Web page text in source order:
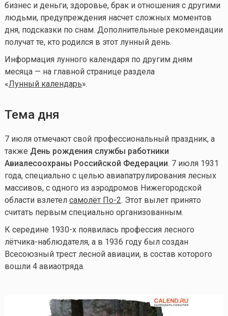
бизнес и деньги, здоровье, брак и отношения с другими
людьми, предупреждения насчет сложных моментов
дня, подсказки по снам. Дополнительные рекомендации
получат те, кто родился в этот лунный день.
Информация лунного календаря по другим дням
месяца — на главной странице раздела
«Лунный календарь».
Тема дня
7 июля отмечают свой профессиональный праздник, а
также День рождения службы работники
Авиалесоохраны Российской Федерации. 7 июля 1931
года, специально с целью авиапатрулирования лесных
массивов, с одного из аэродромов Нижегородской
области взлетел самолёт По-2. Этот вылет принято
считать первым специально организованным.
К середине 1930-х появилась профессия лесного
лётчика-наблюдателя, а в 1936 году был создан
Всесоюзный трест лесной авиации, в состав которого
вошли 4 авиаотряда.